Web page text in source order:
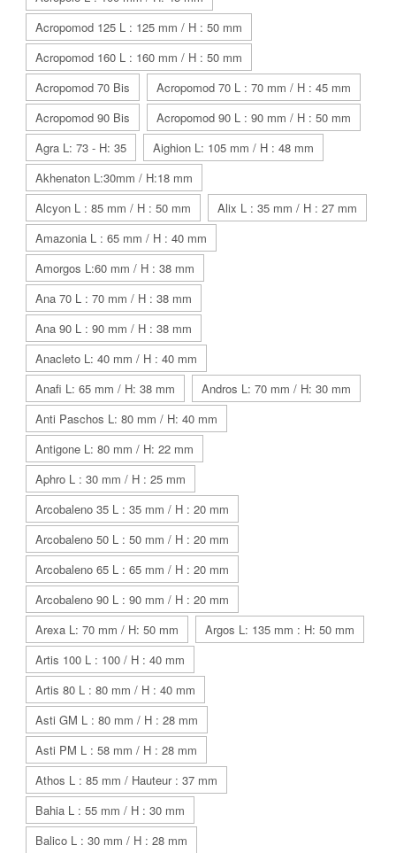
Acropomod 125 L : 125 mm / H : 50 mm
Acropomod 160 L : 160 mm / H : 50 mm
Acropomod 70 Bis
Acropomod 70 L : 70 mm / H : 45 mm
Acropomod 90 Bis
Acropomod 90 L : 90 mm / H : 50 mm
Agra L: 73 - H: 35
Aighion L: 105 mm / H : 48 mm
Akhenaton L:30mm / H:18 mm
Alcyon L : 85 mm / H : 50 mm
Alix L : 35 mm / H : 27 mm
Amazonia L : 65 mm / H : 40 mm
Amorgos L:60 mm / H : 38 mm
Ana 70 L : 70 mm / H : 38 mm
Ana 90 L : 90 mm / H : 38 mm
Anacleto L: 40 mm / H : 40 mm
Anafi L: 65 mm / H: 38 mm
Andros L: 70 mm / H: 30 mm
Anti Paschos L: 80 mm / H: 40 mm
Antigone L: 80 mm / H: 22 mm
Aphro L : 30 mm / H : 25 mm
Arcobaleno 35 L : 35 mm / H : 20 mm
Arcobaleno 50 L : 50 mm / H : 20 mm
Arcobaleno 65 L : 65 mm / H : 20 mm
Arcobaleno 90 L : 90 mm / H : 20 mm
Arexa L: 70 mm / H: 50 mm
Argos L: 135 mm : H: 50 mm
Artis 100 L : 100 / H : 40 mm
Artis 80 L : 80 mm / H : 40 mm
Asti GM L : 80 mm / H : 28 mm
Asti PM L : 58 mm / H : 28 mm
Athos L : 85 mm / Hauteur : 37 mm
Bahia L : 55 mm / H : 30 mm
Balico L : 30 mm / H : 28 mm